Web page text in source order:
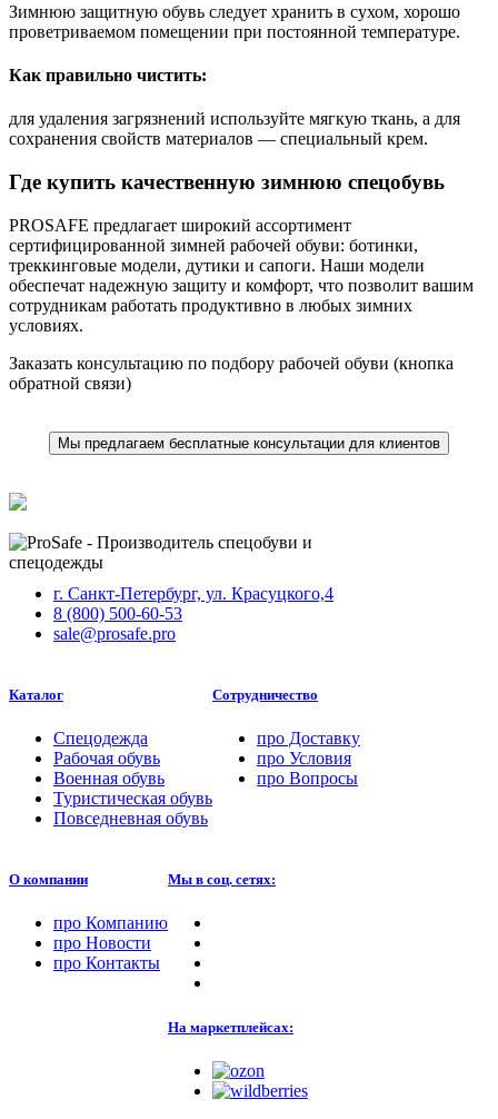
Зимнюю защитную обувь следует хранить в сухом, хорошо
проветриваемом помещении при постоянной температуре.
Как правильно чистить:
для удаления загрязнений используйте мягкую ткань, а для
сохранения свойств материалов — специальный крем.
Где купить качественную зимнюю спецобувь
PROSAFE предлагает широкий ассортимент
сертифицированной зимней рабочей обуви: ботинки,
треккинговые модели, дутики и сапоги. Наши модели
обеспечат надежную защиту и комфорт, что позволит вашим
сотрудникам работать продуктивно в любых зимних
условиях.
Заказать консультацию по подбору рабочей обуви (кнопка
обратной связи)
Мы предлагаем бесплатные консультации для клиентов
г. Санкт-Петербург, ул. Красуцкого,4
8 (800) 500-60-53
sale@prosafe.pro
Каталог
Спецодежда
Рабочая обувь
Военная обувь
Туристическая обувь
Повседневная обувь
Сотрудничество
про Доставку
про Условия
про Вопросы
О компании
про Компанию
про Новости
про Контакты
Мы в соц. сетях:
На маркетплейсах: